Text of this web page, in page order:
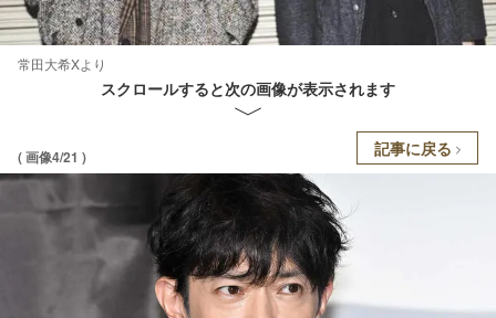
常田大希Xより
スクロールすると次の画像が表示されます
( 画像4/21 ) 記事に戻る